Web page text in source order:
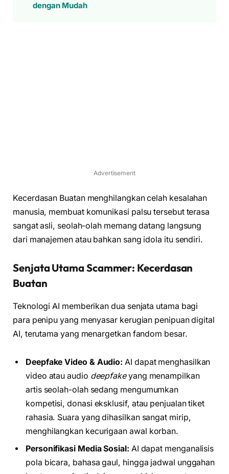
dengan Mudah
Advertisement
Kecerdasan Buatan menghilangkan celah kesalahan
manusia, membuat komunikasi palsu tersebut terasa
sangat asli, seolah-olah memang datang langsung
dari manajemen atau bahkan sang idola itu sendiri.
Senjata Utama Scammer: Kecerdasan
Buatan
Teknologi AI memberikan dua senjata utama bagi
para penipu yang menyasar kerugian penipuan digital
AI, terutama yang menargetkan fandom besar.
Deepfake Video & Audio: AI dapat menghasilkan
video atau audio deepfakeyang menampilkan
artis seolah-olah sedang mengumumkan
kompetisi, donasi eksklusif, atau penjualan tiket
rahasia. Suara yang dihasilkan sangat mirip,
menghilangkan kecurigaan awal korban.
Personifikasi Media Sosial: AI dapat menganalisis
pola bicara, bahasa gaul, hingga jadwal unggahan